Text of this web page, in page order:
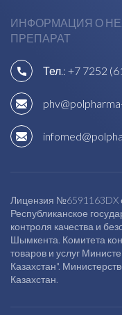
ИНФОРМАЦИЯ О
ПРЕПАРАТ
Тел.: +7 7252
Лицензия №6591163DX
Республиканское
контроля качества и
Шымкента. Комитета
товаров и услуг
Казахстан".
Казахстан.